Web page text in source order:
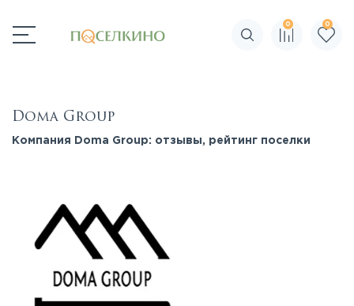
Поиск по сайту
0 0
Doma Group
Компания Doma Group: отзывы, рейтинг поселки